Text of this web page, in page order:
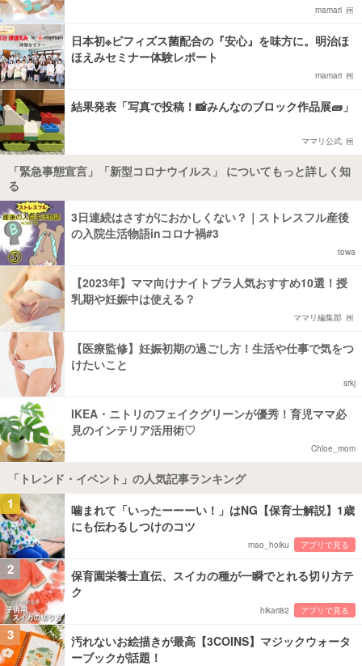
mamari
日本初※ビフィズス菌配合の『安心』を味方に。明治ほ
ほえみセミナー体験レポート
mamari
結果発表「写真で投稿！📸みんなのブロック作品展🧱」
ママリ公式
「緊急事態宣言」「新型コロナウイルス」 についてもっと詳しく知
る
3日連続はさすがにおかしくない？｜ストレスフル産後
の入院生活物語inコロナ禍#3
towa
【2023年】ママ向けナイトブラ人気おすすめ10選！授
乳期や妊娠中は使える？
ママリ編集部
【医療監修】妊娠初期の過ごし方！生活や仕事で気をつ
けたいこと
srkj
IKEA・ニトリのフェイクグリーンが優秀！育児ママ必
見のインテリア活用術♡
Chloe_mom
「トレンド・イベント」の人気記事ランキング
1
噛まれて「いったーーーい！」はNG【保育士解説】1歳
にも伝わるしつけのコツ
mao_hoiku アプリで見る
2
保育園栄養士直伝、スイカの種が一瞬でとれる切り方テ
ク
hikari82 アプリで見る
3
汚れないお絵描きが最高【3COINS】マジックウォータ
ーブックが話題！